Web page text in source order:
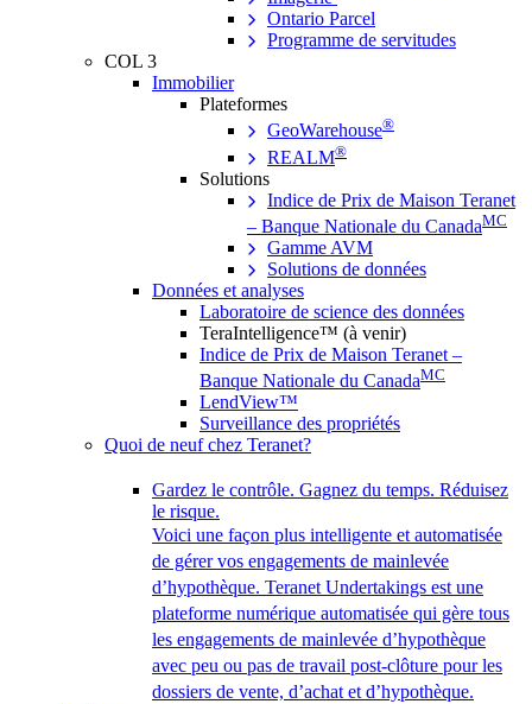
Ontario Parcel
Programme de servitudes
COL 3
Immobilier
Plateformes
GeoWarehouse®
REALM®
Solutions
Indice de Prix de Maison Teranet
– Banque Nationale du CanadaMC
Gamme AVM
Solutions de données
Données et analyses
Laboratoire de science des données
TeraIntelligence™ (à venir)
Indice de Prix de Maison Teranet –
Banque Nationale du CanadaMC
LendView™
Surveillance des propriétés
Quoi de neuf chez Teranet?
Gardez le contrôle. Gagnez du temps. Réduisez
le risque.
Voici une façon plus intelligente et automatisée
de gérer vos engagements de mainlevée
d’hypothèque. Teranet Undertakings est une
plateforme numérique automatisée qui gère tous
les engagements de mainlevée d’hypothèque
avec peu ou pas de travail post-clôture pour les
dossiers de vente, d’achat et d’hypothèque.